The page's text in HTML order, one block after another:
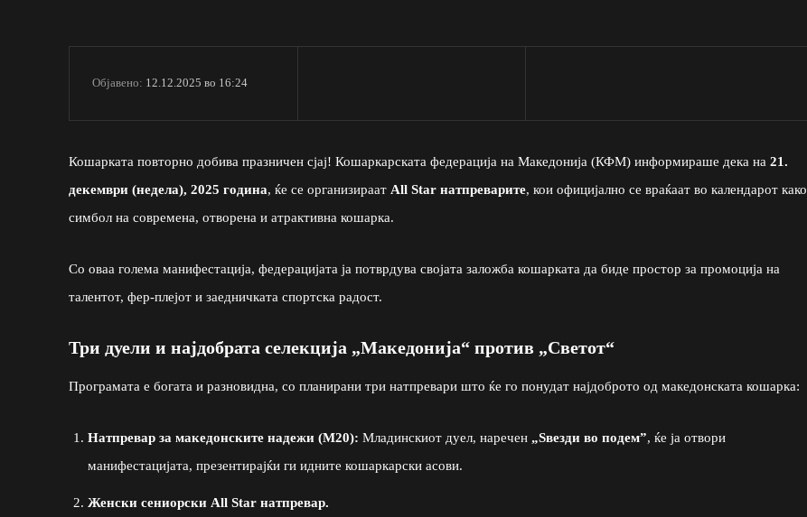
Објавено: 12.12.2025 во 16:24
Кошарката повторно добива празничен сјај! Кошаркарската федерација на Македонија (КФМ) информираше дека на 21.
декември (недела), 2025 година, ќе се организираат All Star натпреварите, кои официјално се враќаат во календарот како
симбол на современа, отворена и атрактивна кошарка.
Со оваа голема манифестација, федерацијата ја потврдува својата заложба кошарката да биде простор за промоција на
талентот, фер-плејот и заедничката спортска радост.
Три дуели и најдобрата селекција „Македонија“ против „Светот“
Програмата е богата и разновидна, со планирани три натпревари што ќе го понудат најдоброто од македонската кошарка:
Натпревар за македонските надежи (М20): Младинскиот дуел, наречен „Ѕвезди во подем”, ќе ја отвори
манифестацијата, презентирајќи ги идните кошаркарски асови.
Женски сениорски All Star натпревар.